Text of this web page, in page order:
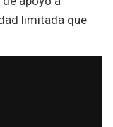
limitada que